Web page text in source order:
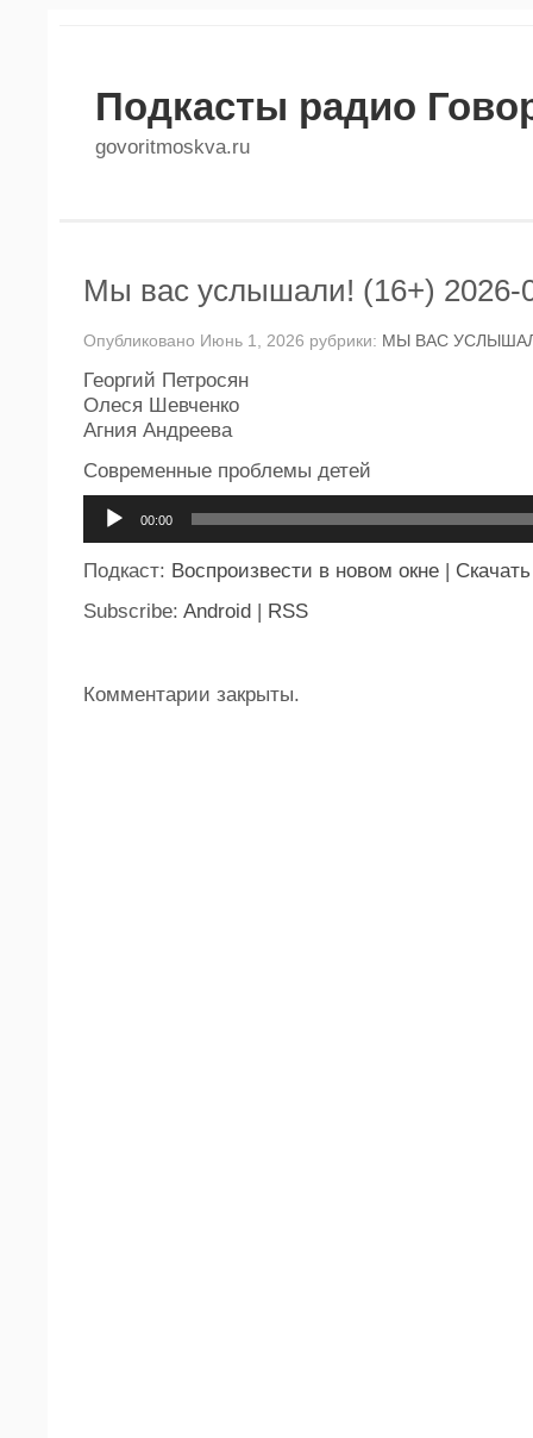
Подкасты радио
govoritmoskva.ru
Мы вас услышали! (16+) 2026-
Опубликовано Июнь 1, 2026 рубрики: МЫ ВАС
Георгий Петросян
Олеся Шевченко
Агния Андреева
Современные проблемы детей
00:00
Подкаст: Воспроизвести в новом окне | Скачать
Subscribe: Android | RSS
Комментарии закрыты.